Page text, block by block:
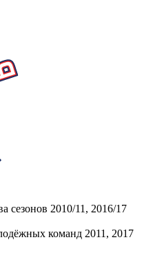
сезонов 2010/11, 2016/17
команд 2011, 2017